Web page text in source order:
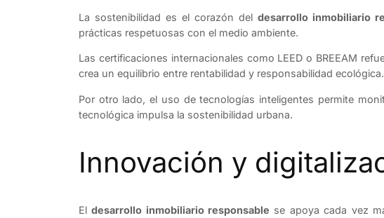
La sostenibilidad es el corazón del desarrollo inmobiliario
prácticas respetuosas con el medio ambiente.
Las certificaciones internacionales como LEED o BREEAM
crea un equilibrio entre rentabilidad y responsabilidad ecológica.
Por otro lado, el uso de tecnologías inteligentes permite
tecnológica impulsa la sostenibilidad urbana.
Innovación y
Eldesarrollo inmobiliario responsable se apoya cada vez